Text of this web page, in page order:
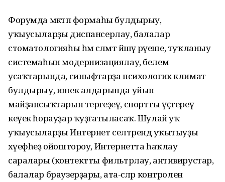
Форумда мәктәп формаһы булдырыу,
уҡыусыларҙы диспансерлау, балалар
стоматологияһы һәм сәләмәт йәшәү рәүеше, туҡланыу
системаһын модернизациялау, белем
усаҡтарында, синыфтарҙа психологик климат
булдырыу, ишек алдарында уйын
майҙансыҡтарын тергеҙеү, спортты үҫтереү
кеүек һорауҙар ҡуҙғатыласаҡ. Шулай уҡ
уҡыусыларҙы Интернет селтәрендә уҡытыуҙы
хәүефһеҙ ойоштороу, Интернетта һаҡлау
саралары (контектты фильтрлау, антивирустар,
балалар браузерҙары, ата-әсәләр контролен